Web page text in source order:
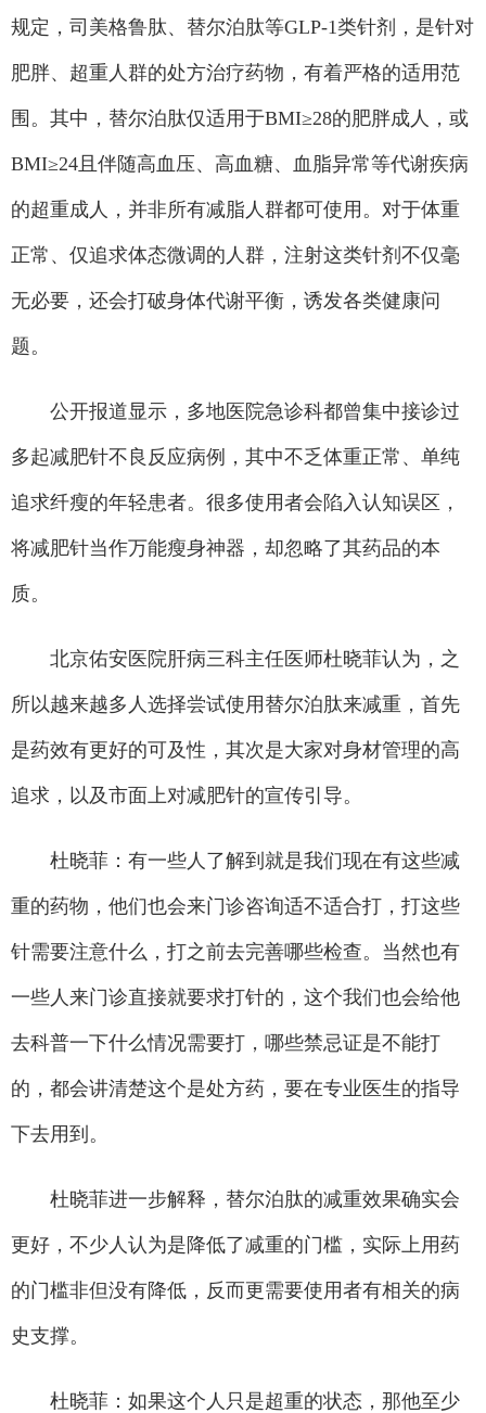
规定，司美格鲁肽、替尔泊肽等GLP-1类针剂，是针对
肥胖、超重人群的处方治疗药物，有着严格的适用范
围。其中，替尔泊肽仅适用于BMI≥28的肥胖成人，或
BMI≥24且伴随高血压、高血糖、血脂异常等代谢疾病
的超重成人，并非所有减脂人群都可使用。对于体重
正常、仅追求体态微调的人群，注射这类针剂不仅毫
无必要，还会打破身体代谢平衡，诱发各类健康问
题。
公开报道显示，多地医院急诊科都曾集中接诊过
多起减肥针不良反应病例，其中不乏体重正常、单纯
追求纤瘦的年轻患者。很多使用者会陷入认知误区，
将减肥针当作万能瘦身神器，却忽略了其药品的本
质。
北京佑安医院肝病三科主任医师杜晓菲认为，之
所以越来越多人选择尝试使用替尔泊肽来减重，首先
是药效有更好的可及性，其次是大家对身材管理的高
追求，以及市面上对减肥针的宣传引导。
杜晓菲：有一些人了解到就是我们现在有这些减
重的药物，他们也会来门诊咨询适不适合打，打这些
针需要注意什么，打之前去完善哪些检查。当然也有
一些人来门诊直接就要求打针的，这个我们也会给他
去科普一下什么情况需要打，哪些禁忌证是不能打
的，都会讲清楚这个是处方药，要在专业医生的指导
下去用到。
杜晓菲进一步解释，替尔泊肽的减重效果确实会
更好，不少人认为是降低了减重的门槛，实际上用药
的门槛非但没有降低，反而更需要使用者有相关的病
史支撑。
杜晓菲：如果这个人只是超重的状态，那他至少